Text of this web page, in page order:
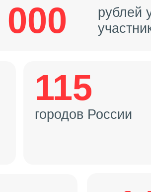
рублей
115
городов России